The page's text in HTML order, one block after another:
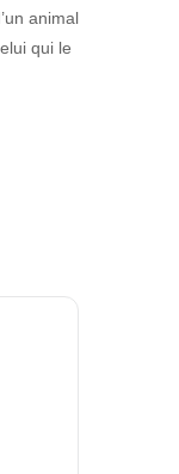
animal
qui le